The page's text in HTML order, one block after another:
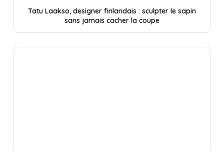
Tatu Laakso, designer finlandais : sculpter le sapin
sans jamais cacher la coupe